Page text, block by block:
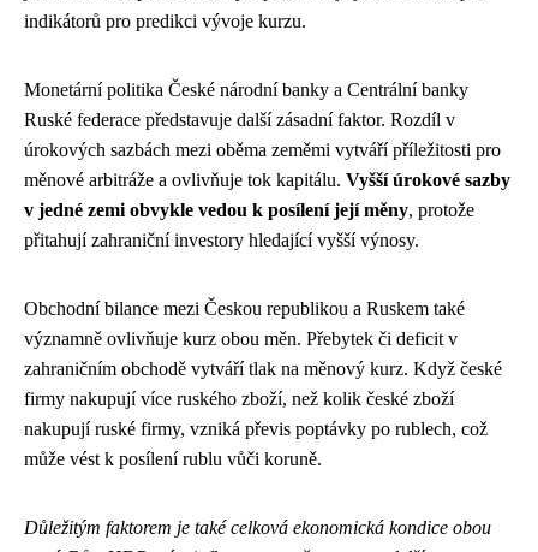
indikátorů pro predikci vývoje kurzu.
Monetární politika České národní banky a Centrální banky
Ruské federace představuje další zásadní faktor. Rozdíl v
úrokových sazbách mezi oběma zeměmi vytváří příležitosti pro
měnové arbitráže a ovlivňuje tok kapitálu. Vyšší úrokové sazby
v jedné zemi obvykle vedou k posílení její měny, protože
přitahují zahraniční investory hledající vyšší výnosy.
Obchodní bilance mezi Českou republikou a Ruskem také
významně ovlivňuje kurz obou měn. Přebytek či deficit v
zahraničním obchodě vytváří tlak na měnový kurz. Když české
firmy nakupují více ruského zboží, než kolik české zboží
nakupují ruské firmy, vzniká převis poptávky po rublech, což
může vést k posílení rublu vůči koruně.
Důležitým faktorem je také celková ekonomická kondice obou